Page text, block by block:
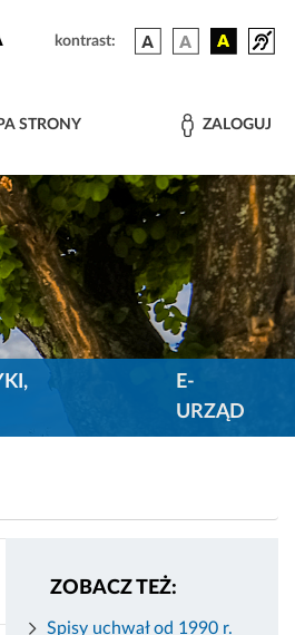
kontrast:
STRONY ZALOGUJ
E-
URZĄD
ZOBACZ TEŻ:
Spisy uchwał od 1990 r.